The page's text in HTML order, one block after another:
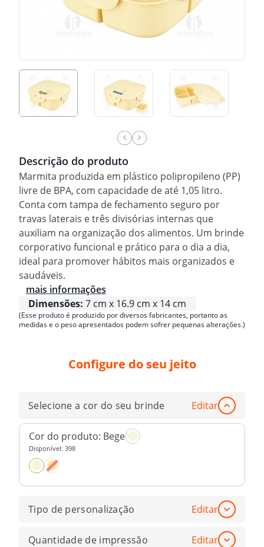
Descrição do produto
Marmita produzida em plástico polipropileno (PP)
livre de BPA, com capacidade de até 1,05 litro.
Conta com tampa de fechamento seguro por
travas laterais e três divisórias internas que
auxiliam na organização dos alimentos. Um brinde
corporativo funcional e prático para o dia a dia,
ideal para promover hábitos mais organizados e
saudáveis.
mais informações
Dimensões: 7 cm x 16.9 cm x 14 cm
(Esse produto é produzido por diversos fabricantes, portanto as
medidas e o peso apresentados podem sofrer pequenas alterações.)
Configure do seu jeito
Selecione a cor do seu brinde Editar
Cor do produto: Bege
Disponível: 398
Tipo de personalização Editar
Quantidade de impressão Editar